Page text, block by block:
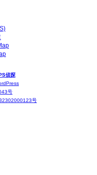
侦探
号
号